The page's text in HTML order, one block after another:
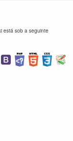
está sob a seguinte